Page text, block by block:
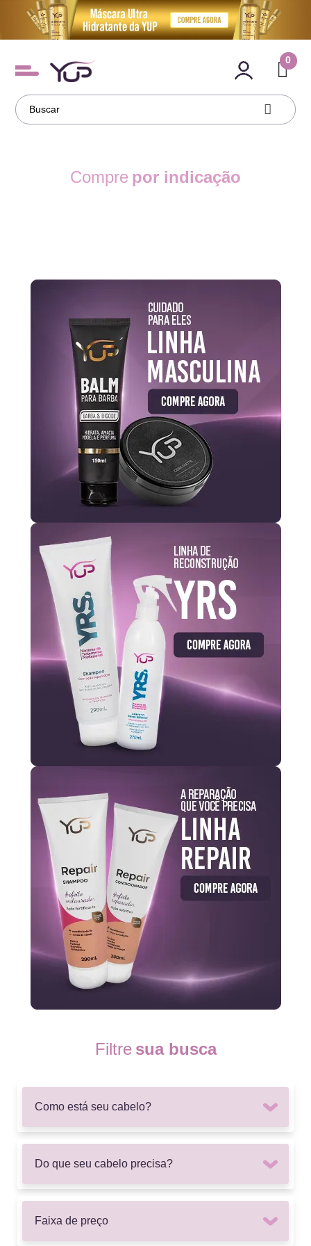
0
Compre por indicação
Filtre sua busca